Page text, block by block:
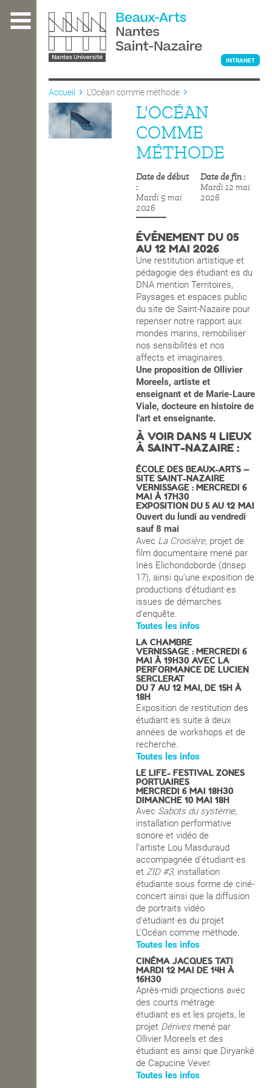
contenu
L'ÉCOLE
INTRANET
Accueil L'Océan comme méthode
L'OCÉAN
COMME
MÉTHODE
Date de début
Mardi 5 mai
2026
Date de fin
Mardi 12 mai
2026
ÉVÉNEMENT DU 05
AU 12 MAI 2026
Une restitution artistique et
pédagogie des étudiant·es du
DNA mention Territoires,
Paysages et espaces public
du site de Saint-Nazaire pour
repenser notre rapport aux
mondes marins, remobiliser
nos sensibilités et nos
affects et imaginaires.
Une proposition de Ollivier
Moreels, artiste et
enseignant et de Marie-Laure
Viale, docteure en histoire de
l'art et enseignante.
À VOIR DANS 4 LIEUX
À SAINT-NAZAIRE :
ÉCOLE DES BEAUX-ARTS —
SITE SAINT-NAZAIRE
VERNISSAGE : MERCREDI 6
MAI À 17H30
EXPOSITION DU 5 AU 12 MAI
Ouvert du lundi au vendredi
sauf 8 mai
Avec La Croisière, projet de
film documentaire mené par
Inès Elichondoborde (dnsep
17), ainsi qu’une exposition de
productions d’étudiant·es
issues de démarches
d’enquête.
Toutes les infos
LA CHAMBRE
VERNISSAGE : MERCREDI 6
MAI À 19H30 AVEC LA
PERFORMANCE DE LUCIEN
SERCLERAT
DU 7 AU 12 MAI, DE 15H À
18H
Exposition de restitution des
étudiant·es suite à deux
années de workshops et de
recherche.
Toutes les infos
LE LIFE- FESTIVAL ZONES
PORTUAIRES
MERCREDI 6 MAI 18H30
DIMANCHE 10 MAI 18H
Avec Sabots du système,
installation performative
sonore et vidéo de
l'artiste Lou Masduraud
accompagnée d'étudiant·es
etZID #3, installation
étudiante sous forme de ciné-
concert ainsi que la diffusion
de portraits vidéo
d’étudiant·es du projet
L’Océan comme méthode.
Toutes les infos
CINÉMA JACQUES TATI
MARDI 12 MAI DE 14H À
16H30
Après-midi projections avec
des courts métrage
étudiant·es et les projets, le
projet Dérivesmené par
Ollivier Moreels et des
étudiant·es ainsi que Diryanké
de Capucine Vever.
Toutes les infos